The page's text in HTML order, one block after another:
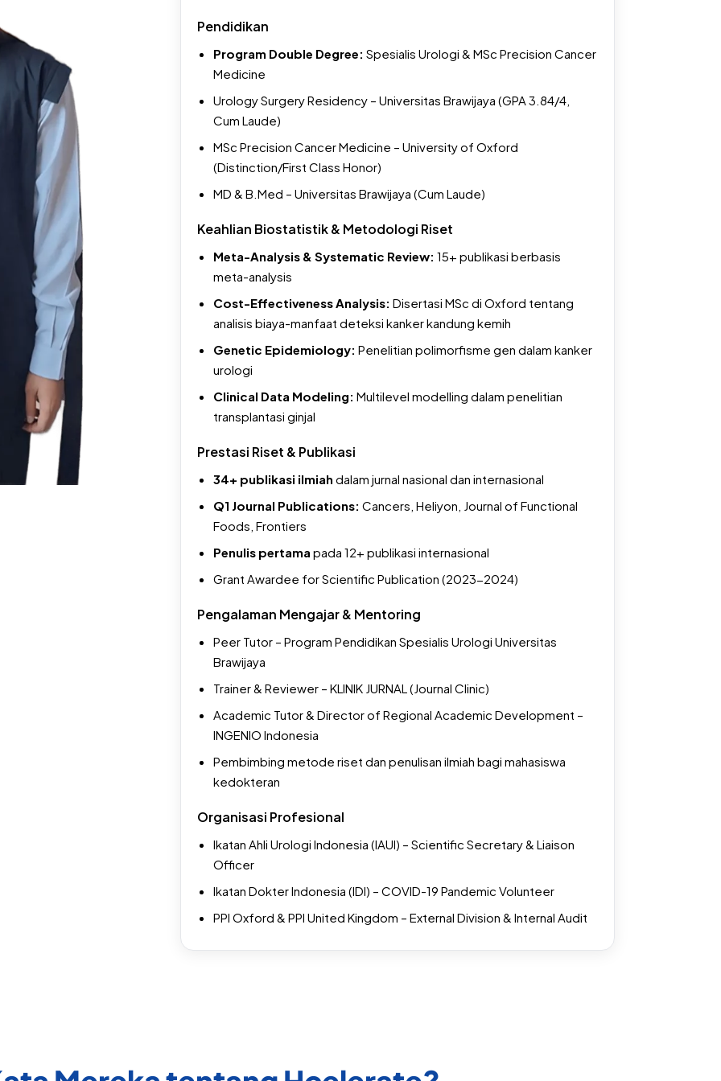
Sesi tanya jawab interaktif dan bedah data langsung untuk
memecahkan kebuntuan analisis yang sedang dihadapi peserta dalam
penelitiannya.
Pendidikan
Program Double Degree: Spesialis Urologi & MSc Precision Cancer
Medicine
Urology Surgery Residency – Universitas Brawijaya (GPA 3.84/4,
Cum Laude)
MSc Precision Cancer Medicine – University of Oxford
(Distinction/First Class Honor)
MD & B.Med – Universitas Brawijaya (Cum Laude)
Keahlian Biostatistik & Metodologi Riset
Meta-Analysis & Systematic Review: 15+ publikasi berbasis
meta-analysis
Cost-Effectiveness Analysis: Disertasi MSc di Oxford tentang
analisis biaya-manfaat deteksi kanker kandung kemih
Genetic Epidemiology: Penelitian polimorfisme gen dalam kanker
urologi
Clinical Data Modeling: Multilevel modelling dalam penelitian
transplantasi ginjal
Prestasi Riset & Publikasi
34+ publikasi ilmiah dalam jurnal nasional dan internasional
Q1 Journal Publications: Cancers, Heliyon, Journal of Functional
Foods, Frontiers
Penulis pertama pada 12+ publikasi internasional
Grant Awardee for Scientific Publication (2023-2024)
Pengalaman Mengajar & Mentoring
Peer Tutor – Program Pendidikan Spesialis Urologi Universitas
Brawijaya
Trainer & Reviewer – KLINIK JURNAL (Journal Clinic)
Academic Tutor & Director of Regional Academic Development –
INGENIO Indonesia
Pembimbing metode riset dan penulisan ilmiah bagi mahasiswa
kedokteran
Organisasi Profesional
Ikatan Ahli Urologi Indonesia (IAUI) – Scientific Secretary & Liaison
Officer
Ikatan Dokter Indonesia (IDI) – COVID-19 Pandemic Volunteer
PPI Oxford & PPI United Kingdom – External Division & Internal Audit